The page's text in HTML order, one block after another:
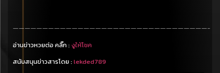
—————————————————————————————————-
อ่านข่าวหวยต่อ คลิ๊ก : งูให้โชค
สนับสนุนข่าวสารโดย :lekded789